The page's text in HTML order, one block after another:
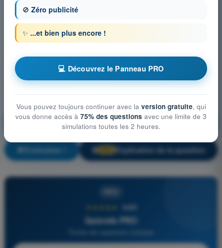
Droit aérien et procédures du contrôle de la
circulation aérienne
S'entraîner ! 🔒 Explication de la question
4,6/5
Quizvds PRO
🚫 Zéro publicité
✨ ...et bien plus encore !
💻 Découvrez le Panneau PRO
Vous pouvez toujours continuer avec la version gratuite, qui
vous donne accès à 75% des questions avec une limite de 3
simulations toutes les 2 heures.